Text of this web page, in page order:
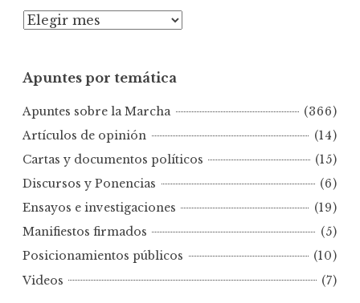
A
n
e
s
p
f
e
c
a
Apuntes por temática
Apuntes sobre la Marcha
(366)
Artículos de opinión
(14)
Cartas y documentos políticos
(15)
Discursos y Ponencias
(6)
Ensayos e investigaciones
(19)
Manifiestos firmados
(5)
Posicionamientos públicos
(10)
Videos
(7)